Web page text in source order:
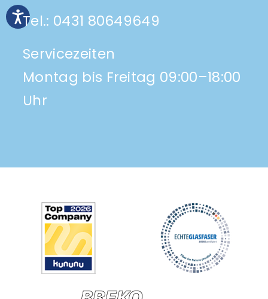
Tel.: 0431 80649649
Servicezeiten
Montag bis Freitag 09:00–18:00
Uhr